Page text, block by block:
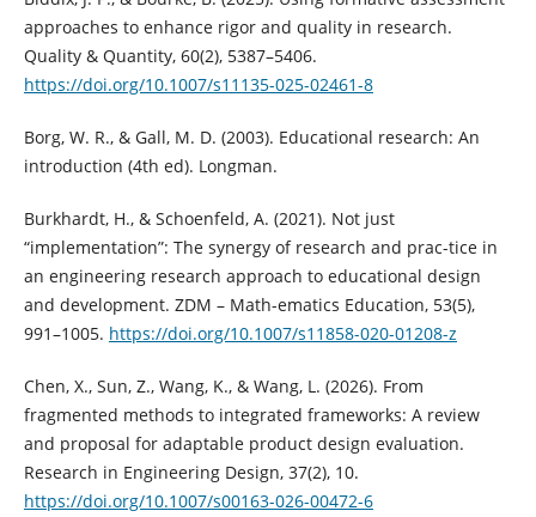
approaches to enhance rigor and quality in research.
Quality & Quantity, 60(2), 5387–5406.
https://doi.org/10.1007/s11135-025-02461-8
Borg, W. R., & Gall, M. D. (2003). Educational research: An
introduction (4th ed). Longman.
Burkhardt, H., & Schoenfeld, A. (2021). Not just
“implementation”: The synergy of research and prac-tice in
an engineering research approach to educational design
and development. ZDM – Math-ematics Education, 53(5),
991–1005. https://doi.org/10.1007/s11858-020-01208-z
Chen, X., Sun, Z., Wang, K., & Wang, L. (2026). From
fragmented methods to integrated frameworks: A review
and proposal for adaptable product design evaluation.
Research in Engineering Design, 37(2), 10.
https://doi.org/10.1007/s00163-026-00472-6